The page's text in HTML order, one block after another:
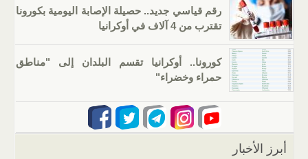
رقم قياسي جديد.. حصيلة الإصابة اليومية بكورونا
تقترب من 4 آلاف في أوكرانيا
كورونا.. أوكرانيا تقسم البلدان إلى "مناطق
حمراء وخضراء"
أبرز الأخبار